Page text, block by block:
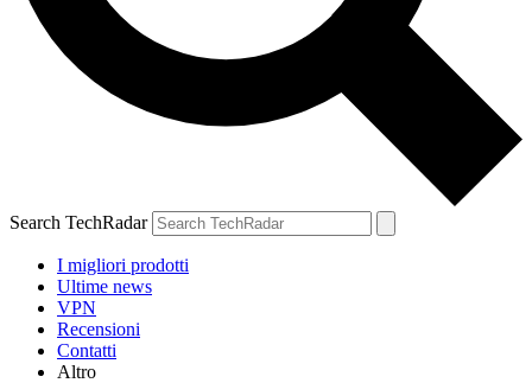
Search TechRadar
I migliori prodotti
Ultime news
VPN
Recensioni
Contatti
Altro